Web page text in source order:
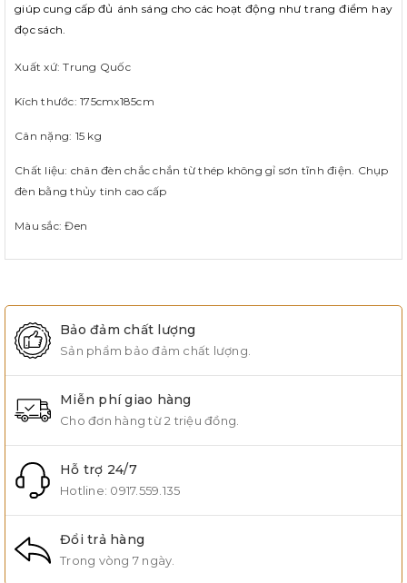
giúp cung cấp đủ ánh sáng cho các hoạt động như trang điểm hay
đọc sách.
Xuất xứ: Trung Quốc
Kích thước: 175cmx185cm
Cân nặng: 15 kg
Chất liệu: chân đèn chắc chắn từ thép không gỉ sơn tĩnh điện. Chụp
đèn bằng thủy tinh cao cấp
Màu sắc: Đen
Bảo đảm chất lượng
Sản phẩm bảo đảm chất lượng.
Miễn phí giao hàng
Cho đơn hàng từ 2 triệu đồng.
Hỗ trợ 24/7
Hotline: 0917.559.135
Đổi trả hàng
Trong vòng 7 ngày.